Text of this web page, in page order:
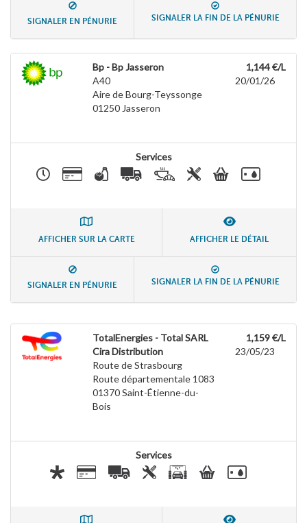
SIGNALER EN PÉNURIE SIGNALER LA FIN DE LA PÉNURIE
Bp - Bp Jasseron
A40
Aire de Bourg-Teyssonge
01250 Jasseron
1,144 €/L
20/01/26
Services
AFFICHER SUR LA CARTE AFFICHER LE DÉTAIL
SIGNALER EN PÉNURIE SIGNALER LA FIN DE LA PÉNURIE
TotalEnergies - Total SARL
Cira Distribution
Route de Strasbourg
Route départementale 1083
01370Saint-Étienne-du-
Bois
1,159 €/L
23/05/23
Services